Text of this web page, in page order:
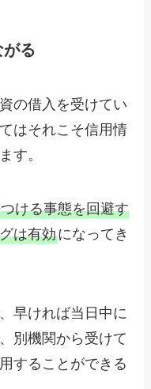
る
の借入を受けてい
はそれこそ信用情
す。
ける事態を回避す
は有効になってき
早ければ当日中に
別機関から受けて
することができる